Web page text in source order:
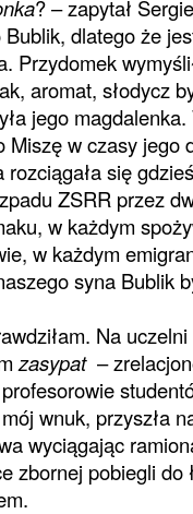
? – zapytał
dlatego że
Przydomek
aromat, słodycz
jego
Miszę w czasy jego
się
ZSRR przez
w każdym
w każdym
syna Bublik
Na
zasypat–
wnuk, przyszła
wyciągając
zbornej pobiegli do